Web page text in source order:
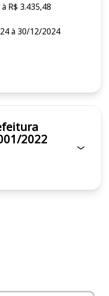
R$ 3.435,48
à 30/12/2024
2022